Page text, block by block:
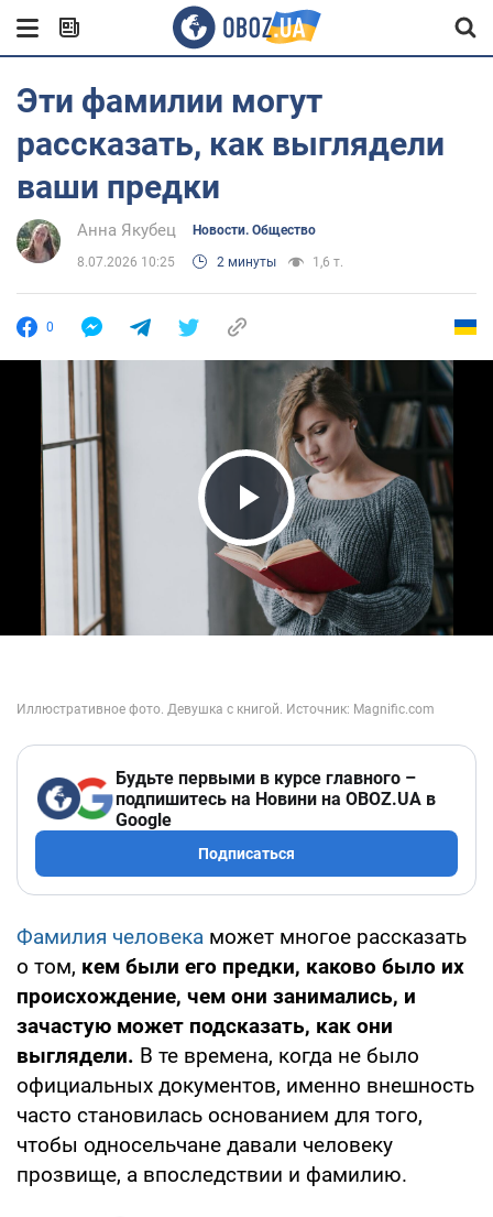
Эти фамилии могут
рассказать, как выглядели
ваши предки
Анна Якубец Новости. Общество
8.07.2026 10:25 2 минуты 1,6 т.
0
Play Video
Будьте первыми в курсе главного –
подпишитесь на Новини на OBOZ.UA в
Google
Подписаться
Фамилия человека может многое рассказать
о том, кем были его предки, каково было их
происхождение, чем они занимались, и
зачастую может подсказать, как они
выглядели. В те времена, когда не было
официальных документов, именно внешность
часто становилась основанием для того,
чтобы односельчане давали человеку
прозвище, а впоследствии и фамилию.